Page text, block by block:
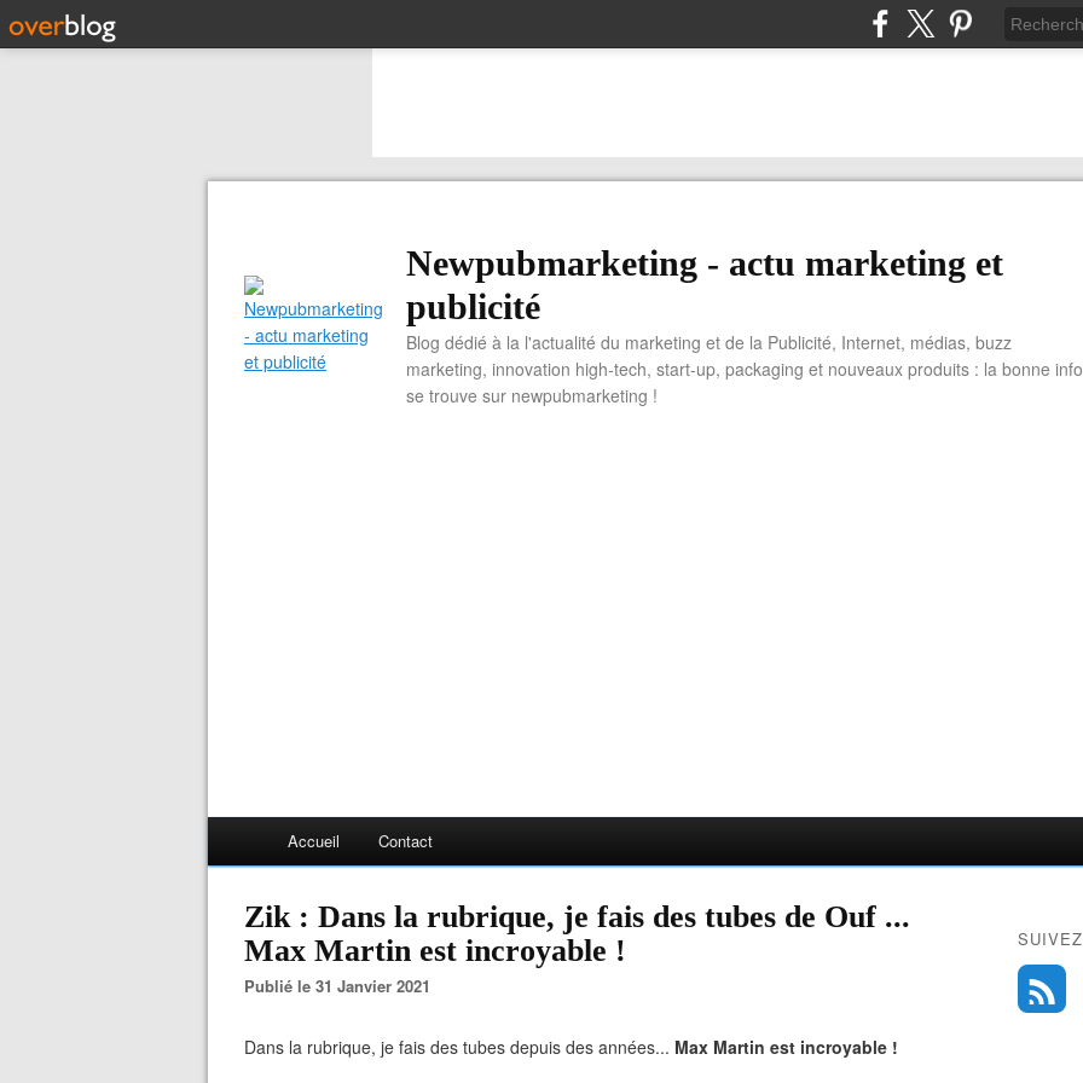
Newpubmarketing - actu marketing et
publicité
Blog dédié à la l'actualité du marketing et de la Publicité, Internet, médias, buzz
marketing, innovation high-tech, start-up, packaging et nouveaux produits : la bonne info
se trouve sur newpubmarketing !
Accueil Contact
Zik : Dans la rubrique, je fais des tubes de Ouf ...
Max Martin est incroyable !
Publié le 31 Janvier 2021
Dans la rubrique, je fais des tubes depuis des années... Max Martin est incroyable !